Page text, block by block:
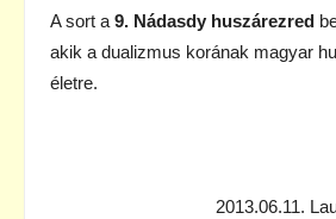
A sort a 9. Nádasdy huszárezred
akik a dualizmus korának magyar
életre.
2013.06.11.